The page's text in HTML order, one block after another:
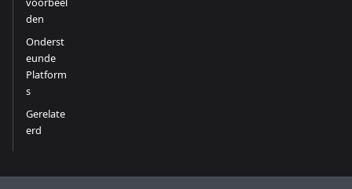
den
Onderst
eunde
Platform
s
Gerelate
erd